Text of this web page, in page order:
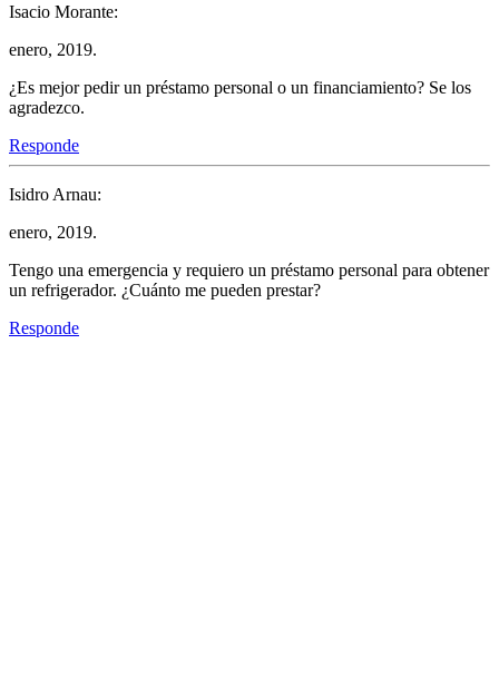
Isacio Morante:
enero, 2019.
¿Es mejor pedir un préstamo personal o un financiamiento? Se los
agradezco.
Responde
Isidro Arnau:
enero, 2019.
Tengo una emergencia y requiero un préstamo personal para obtener
un refrigerador. ¿Cuánto me pueden prestar?
Responde